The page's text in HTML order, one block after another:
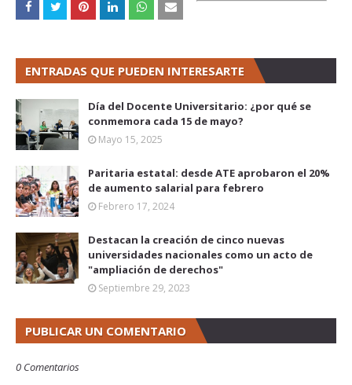
ENTRADAS QUE PUEDEN INTERESARTE
Día del Docente Universitario: ¿por qué se
conmemora cada 15 de mayo?
Mayo 15, 2025
Paritaria estatal: desde ATE aprobaron el 20%
de aumento salarial para febrero
Febrero 17, 2024
Destacan la creación de cinco nuevas
universidades nacionales como un acto de
"ampliación de derechos"
Septiembre 29, 2023
PUBLICAR UN COMENTARIO
0 Comentarios